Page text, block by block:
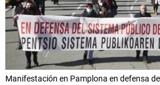
Manifestación en Pamplona en defensa